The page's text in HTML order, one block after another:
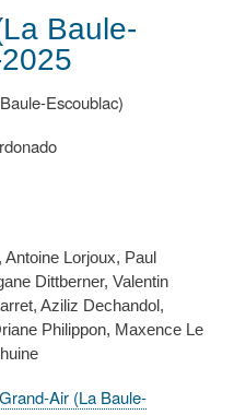
Baule-
Escoublac)
Lorjoux, Paul
Dittberner, Valentin
Aziliz Dechandol,
Philippon, Maxence Le
Air (La Baule-